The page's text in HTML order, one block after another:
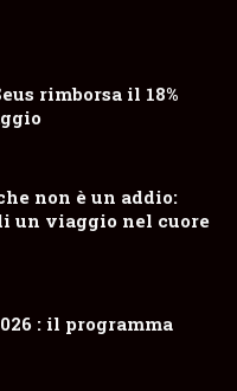
rimborsa il 18%
non è un addio:
un viaggio nel cuore
: il programma